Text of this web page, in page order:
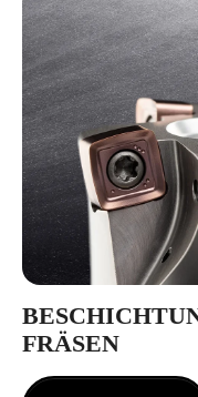
FRÄSEN